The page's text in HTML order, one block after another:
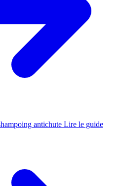
antichute Lire le guide